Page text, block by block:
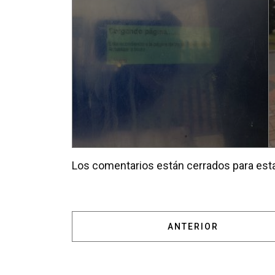
Los comentarios están cerrados para
ARTÍCULO
ANTERIOR